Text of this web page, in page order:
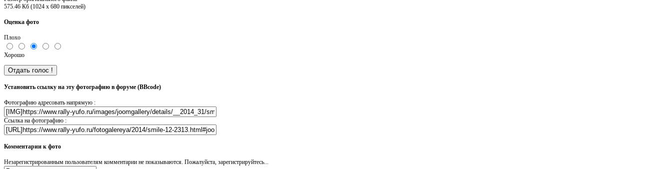
575.46 Кб (1024 x 680 пикселей)
Оценка фото
Плохо
Хорошо
Установить ссылку на эту фотографию в форуме (BBcode)
Фотографию адресовать напрямую :
Ссылка на фотографию :
Комментарии к фото
Незарегистрированным пользователям комментарии не показываются. Пожалуйста, зарегистрируйтесь...